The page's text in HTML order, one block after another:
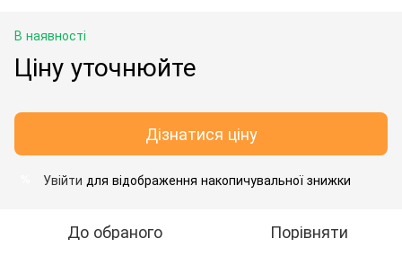
В наявності
Ціну уточнюйте
Дізнатися ціну
Увійти для відображення накопичувальної знижки
До обраного Порівняти